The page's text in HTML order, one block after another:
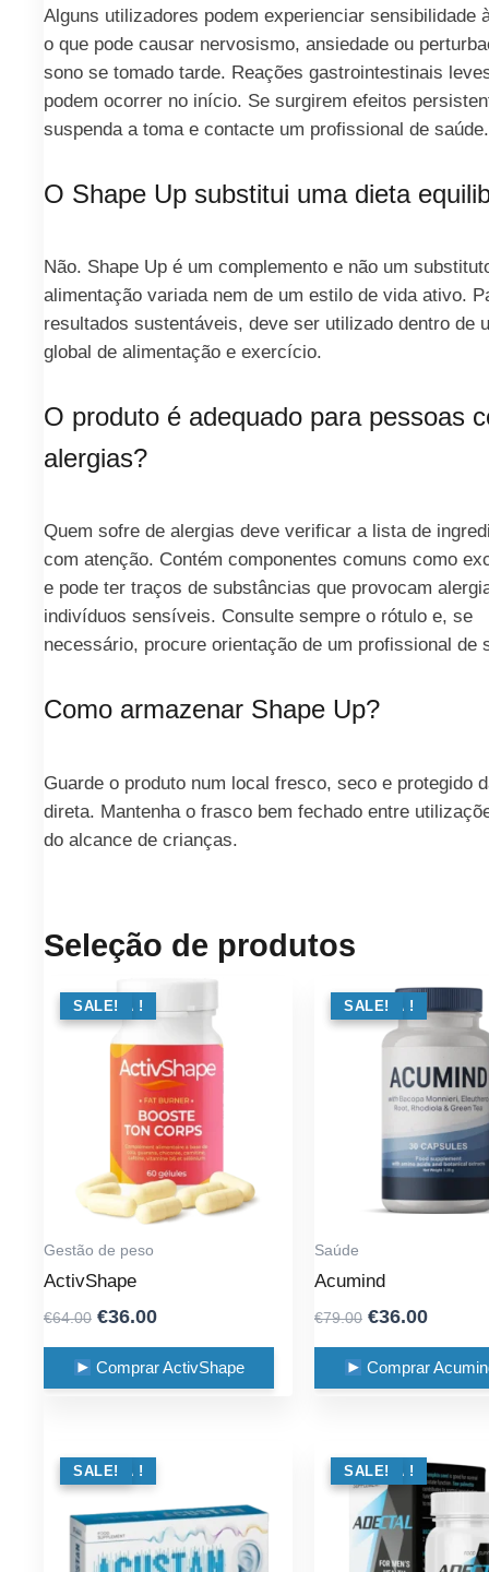
Alguns utilizadores podem experienciar sensibilidade
o que pode causar nervosismo, ansiedade ou
sono se tomado tarde. Reações gastrointestinais
podem ocorrer no início. Se surgirem efeitos
suspenda a toma e contacte um profissional de saúde.
O Shape Up substitui uma dieta
Não. Shape Up é um complemento e não um
alimentação variada nem de um estilo de vida ativo.
resultados sustentáveis, deve ser utilizado dentro de
global de alimentação e exercício.
O produto é adequado para pessoas
alergias?
Quem sofre de alergias deve verificar a lista de
com atenção. Contém componentes comuns como
e pode ter traços de substâncias que provocam
indivíduos sensíveis. Consulte sempre o rótulo e, se
necessário, procure orientação de um profissional de
Como armazenar Shape Up?
Guarde o produto num local fresco, seco e protegido
direta. Mantenha o frasco bem fechado entre
do alcance de crianças.
Seleção de produtos
OFERTA !
SALE!
Gestão de peso
ActivShape
€64.00 Original
was:
€64.00.
€36.00Current
is:
€36.00.
Comprar ActivShape
OFERTA !
SALE!
Saúde
Acumind
€79.00 Original
was:
€79.00.
€36.00
is:
Comprar
OFERTA !
SALE! OFERTA !
SALE!